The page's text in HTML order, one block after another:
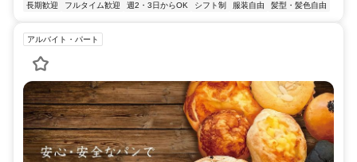
長期歓迎
フルタイム歓迎 週2・3日からOK シフト制 服装自由 髪型・髪色自由
アルバイト・パート